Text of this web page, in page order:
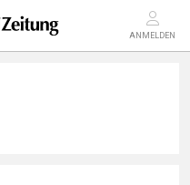
ANMELDEN